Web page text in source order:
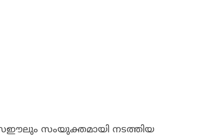
സംയുക്തമായി നടത്തിയ